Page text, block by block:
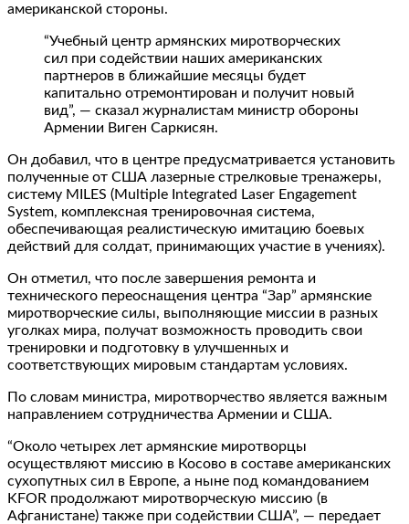
американской стороны.
“Учебный центр армянских миротворческих
сил при содействии наших американских
партнеров в ближайшие месяцы будет
капитально отремонтирован и получит новый
вид”, — сказал журналистам министр обороны
Армении Виген Саркисян.
Он добавил, что в центре предусматривается установить
полученные от США лазерные стрелковые тренажеры,
систему MILES (Multiple Integrated Laser Engagement
System, комплексная тренировочная система,
обеспечивающая реалистическую имитацию боевых
действий для солдат, принимающих участие в учениях).
Он отметил, что после завершения ремонта и
технического переоснащения центра “Зар” армянские
миротворческие силы, выполняющие миссии в разных
уголках мира, получат возможность проводить свои
тренировки и подготовку в улучшенных и
соответствующих мировым стандартам условиях.
По словам министра, миротворчество является важным
направлением сотрудничества Армении и США.
“Около четырех лет армянские миротворцы
осуществляют миссию в Косово в составе американских
сухопутных сил в Европе, а ныне под командованием
KFOR продолжают миротворческую миссию (в
Афганистане) также при содействии США”, — передает